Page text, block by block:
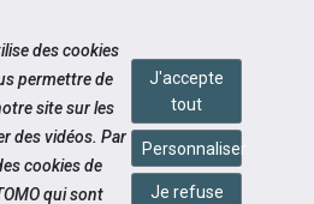
des cookies
permettre de
site sur les
des vidéos. Par
cookies de
qui sont
J'accepte
tout
Personnaliser
Je refuse